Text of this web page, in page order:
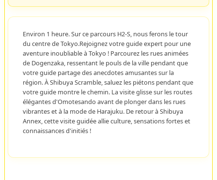
Environ 1 heure. Sur ce parcours H2-S, nous ferons le tour
du centre de Tokyo.Rejoignez votre guide expert pour une
aventure inoubliable à Tokyo ! Parcourez les rues animées
de Dogenzaka, ressentant le pouls de la ville pendant que
votre guide partage des anecdotes amusantes sur la
région. À Shibuya Scramble, saluez les piétons pendant que
votre guide montre le chemin. La visite glisse sur les routes
élégantes d'Omotesando avant de plonger dans les rues
vibrantes et à la mode de Harajuku. De retour à Shibuya
Annex, cette visite guidée allie culture, sensations fortes et
connaissances d'initiés !